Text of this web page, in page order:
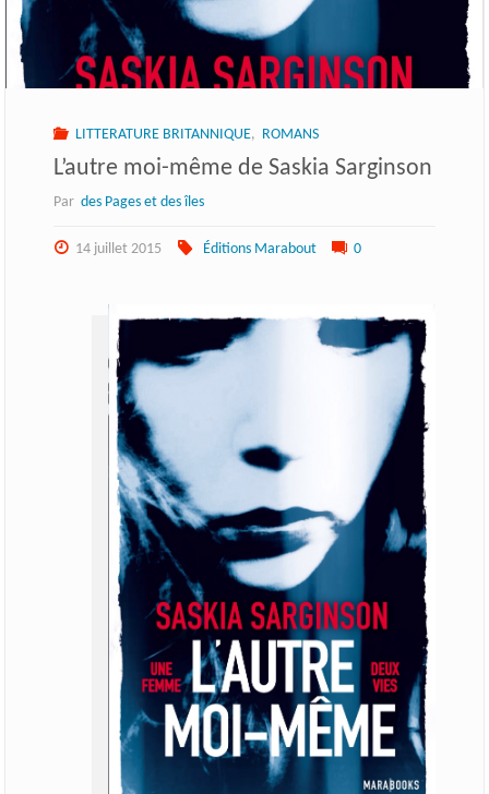
LITTERATURE BRITANNIQUE, ROMANS
L’autre moi-même de Saskia Sarginson
Par des Pages et des îles
14 juillet 2015 Éditions Marabout 0